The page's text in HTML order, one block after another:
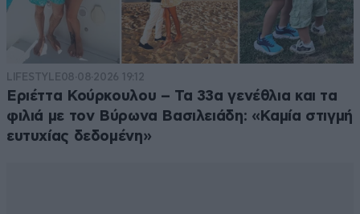
LIFESTYLE08·08·2026 19:12
Εριέττα Κούρκουλου – Τα 33α γενέθλια και τα
φιλιά με τον Βύρωνα Βασιλειάδη: «Καμία στιγμή
ευτυχίας δεδομένη»